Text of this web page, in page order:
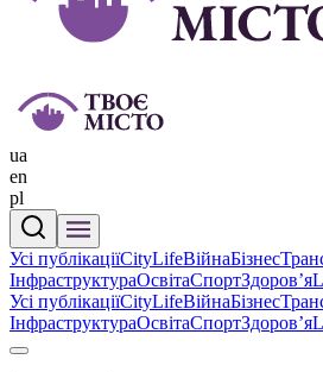
ua
en
pl
Усі публікаціїCityLifeВійнаБізнес
ІнфраструктураОсвітаСпортЗдоровʼя
Усі публікаціїCityLifeВійнаБізнес
ІнфраструктураОсвітаСпортЗдоровʼя